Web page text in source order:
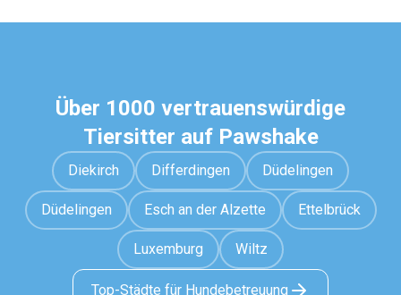
Über 1000 vertrauenswürdige
Tiersitter auf Pawshake
Diekirch Differdingen Düdelingen
Düdelingen Esch an der Alzette Ettelbrück
Luxemburg Wiltz
Top-Städte für Hundebetreuung